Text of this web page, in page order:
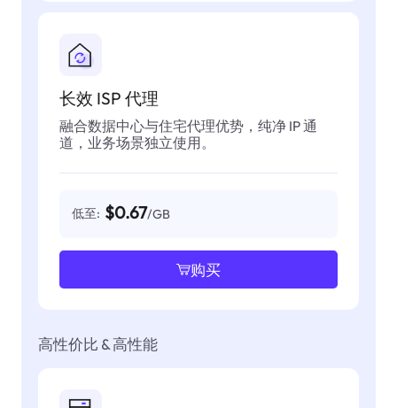
长效 ISP 代理
融合数据中心与住宅代理优势，纯净 IP 通
道，业务场景独立使用。
低至: $0.67/GB
购买
高性价比 & 高性能